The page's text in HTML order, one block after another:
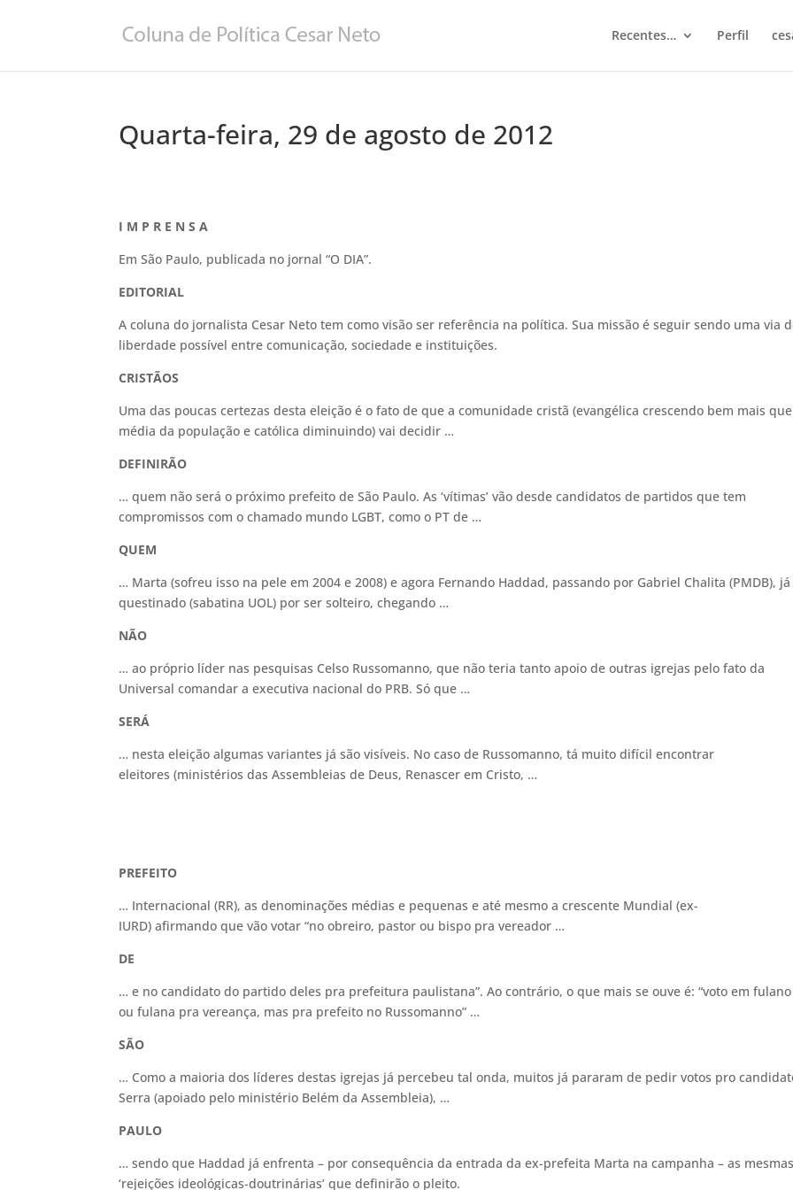
Recentes… Perfil
Quarta-feira, 29 de agosto de 2012
I M P R E N S A
Em São Paulo, publicada no jornal “O DIA”.
EDITORIAL
A coluna do jornalista Cesar Neto tem como visão ser referência na política. Sua missão é seguir sendo uma via
liberdade possível entre comunicação, sociedade e instituições.
CRISTÃOS
Uma das poucas certezas desta eleição é o fato de que a comunidade cristã (evangélica crescendo bem mais
média da população e católica diminuindo) vai decidir …
DEFINIRÃO
… quem não será o próximo prefeito de São Paulo. As ‘vítimas’ vão desde candidatos de partidos que tem
compromissos com o chamado mundo LGBT, como o PT de …
QUEM
… Marta (sofreu isso na pele em 2004 e 2008) e agora Fernando Haddad, passando por Gabriel Chalita (PMDB), já
questinado (sabatina UOL) por ser solteiro, chegando …
NÃO
… ao próprio líder nas pesquisas Celso Russomanno, que não teria tanto apoio de outras igrejas pelo fato da
Universal comandar a executiva nacional do PRB. Só que …
SERÁ
… nesta eleição algumas variantes já são visíveis. No caso de Russomanno, tá muito difícil encontrar
eleitores (ministérios das Assembleias de Deus, Renascer em Cristo, …
PREFEITO
… Internacional (RR), as denominações médias e pequenas e até mesmo a crescente Mundial (ex-
IURD) afirmando que vão votar “no obreiro, pastor ou bispo pra vereador …
DE
… e no candidato do partido deles pra prefeitura paulistana”. Ao contrário, o que mais se ouve é: “voto em fulano
ou fulana pra vereança, mas pra prefeito no Russomanno” …
SÃO
… Como a maioria dos líderes destas igrejas já percebeu tal onda, muitos já pararam de pedir votos pro
Serra (apoiado pelo ministério Belém da Assembleia), …
PAULO
… sendo que Haddad já enfrenta – por consequência da entrada da ex-prefeita Marta na campanha – as
‘rejeições ideológicas-doutrinárias’ que definirão o pleito.